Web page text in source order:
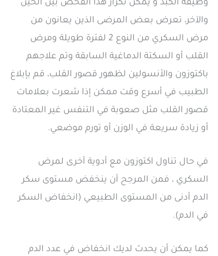
وظيفة الكبد و يمكن تكرار هذا الفحص بين الحين
والآخر، تعرض بعض المرضى الذين يعانون من
مرض السكري من النوع 2 لفترة طويلة ومرض
القلب أو السكتة الدماغية السابقة وتم علاجهم
باكتوزون والأنسولين لظهور قصور القلب، قم بإبلاغ
الطبيب في أسرع وقت ممكن إذا شعرت بعلامات
قصور القلب مثل صعوبة في التنفس غير المعتادة
أو زيادة سريعة في الوزن أو تورم موضعي.
في حال تناول اكتوزون مع أدوية أخرى لمرض
السكري ، فمن المرجح أن ينخفض مستوى سكر
الدم أدنى من المستوى الطبيعي (انخفاض السكر
في الدم).
كما يمكن أن يحدث لديك انخفاض في عدد الدم